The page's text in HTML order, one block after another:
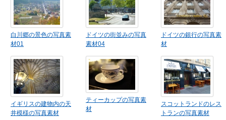
白川郷の景色の写真素
材01
ドイツの街並みの写真
素材04
ドイツの銀行の写真素
材
イギリスの建物内の天
井模様の写真素材
ティーカップの写真素
材
スコットランドのレス
トランの写真素材